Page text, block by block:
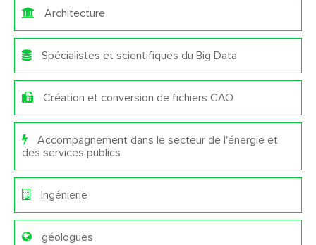
Architecture
Spécialistes et scientifiques du Big Data
Création et conversion de fichiers CAO
Accompagnement dans le secteur de l'énergie et
des services publics
Ingénierie
géologues